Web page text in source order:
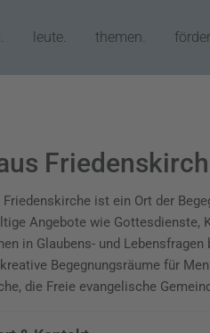
leute. themen.
Friedenskirche ist ein Ort der
Angebote wie Gottesdienste,
in Glaubens- und
Begegnungsräume für
die Freie evangelische